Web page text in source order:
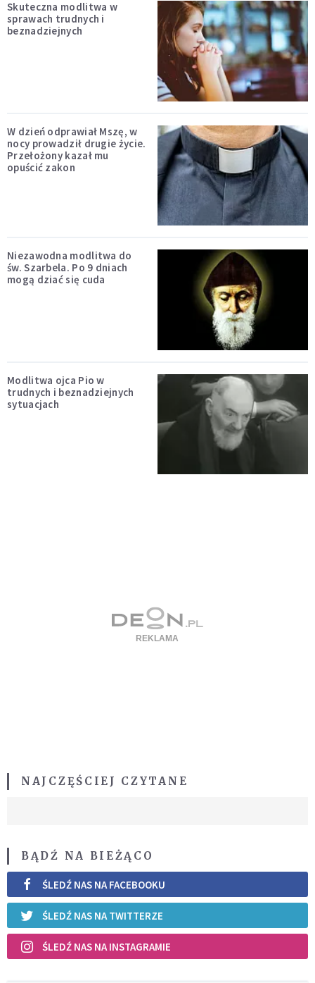
Skuteczna modlitwa w
sprawach trudnych i
beznadziejnych
W dzień odprawiał Mszę, w
nocy prowadził drugie życie.
Przełożony kazał mu
opuścić zakon
Niezawodna modlitwa do
św. Szarbela. Po 9 dniach
mogą dziać się cuda
Modlitwa ojca Pio w
trudnych i beznadziejnych
sytuacjach
NAJCZĘŚCIEJ CZYTANE
BĄDŹ NA BIEŻĄCO
ŚLEDŹ NAS NA FACEBOOKU
ŚLEDŹ NAS NA TWITTERZE
ŚLEDŹ NAS NA INSTAGRAMIE